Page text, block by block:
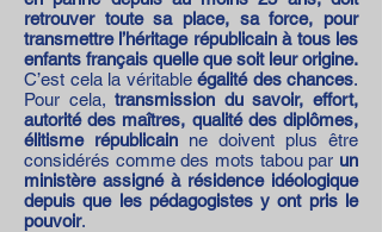
retrouver toute sa place, sa force, pour
transmettre l’héritage républicain à tous les
enfants français quelle que soit leur origine.
C’est cela la véritable égalité des chances.
Pour cela,transmission du savoir, effort,
autorité des maîtres, qualité des diplômes,
élitisme républicain ne doivent plus être
considérés comme des mots tabou par un
ministère assigné à résidence idéologique
depuis que les pédagogistes y ont pris le
pouvoir.